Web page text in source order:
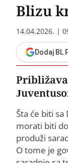
Blizu
14.04.2026. |
Dodaj BL
Približava
Šta će biti
morati biti
produži
O tome je